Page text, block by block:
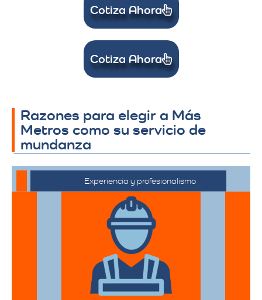
Cotiza Ahora
Cotiza Ahora
Razones para elegir a Más
Metros como su servicio de
mundanza
Experiencia y profesionalismo
El equipo de expertos en mudanzas de
alta gama está capacitado para manejar
desde objetos delicados hasta muebles
de gran tamaño con el mayor cuidado.